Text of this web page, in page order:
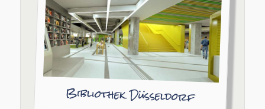
Bibliothek Düsseldorf